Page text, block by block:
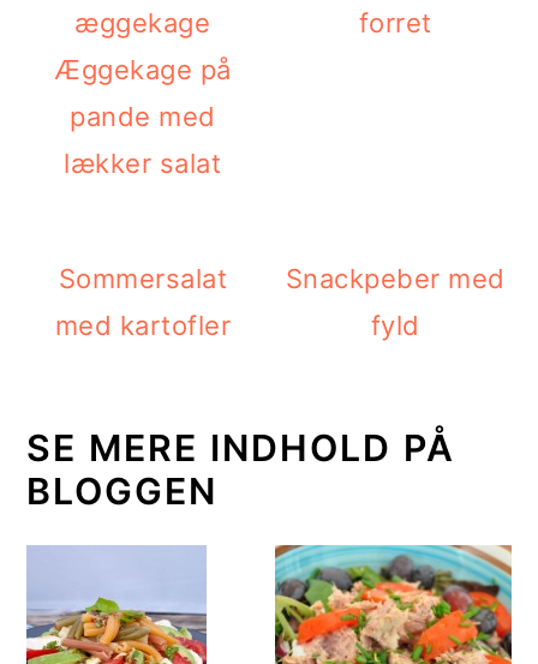
Æggekage på
pande med
lækker salat
forret
Sommersalat
med kartofler
Snackpeber med
fyld
SE MERE INDHOLD PÅ
BLOGGEN